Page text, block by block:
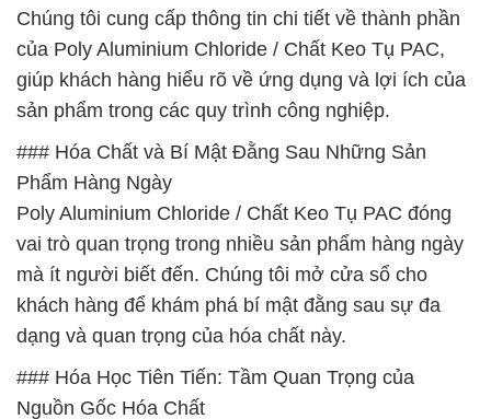
Chúng tôi cung cấp thông tin chi tiết về thành phần
của Poly Aluminium Chloride / Chất Keo Tụ PAC,
giúp khách hàng hiểu rõ về ứng dụng và lợi ích của
sản phẩm trong các quy trình công nghiệp.
### Hóa Chất và Bí Mật Đằng Sau Những Sản
Phẩm Hàng Ngày
Poly Aluminium Chloride / Chất Keo Tụ PAC đóng
vai trò quan trọng trong nhiều sản phẩm hàng ngày
mà ít người biết đến. Chúng tôi mở cửa sổ cho
khách hàng để khám phá bí mật đằng sau sự đa
dạng và quan trọng của hóa chất này.
### Hóa Học Tiên Tiến: Tầm Quan Trọng của
Nguồn Gốc Hóa Chất